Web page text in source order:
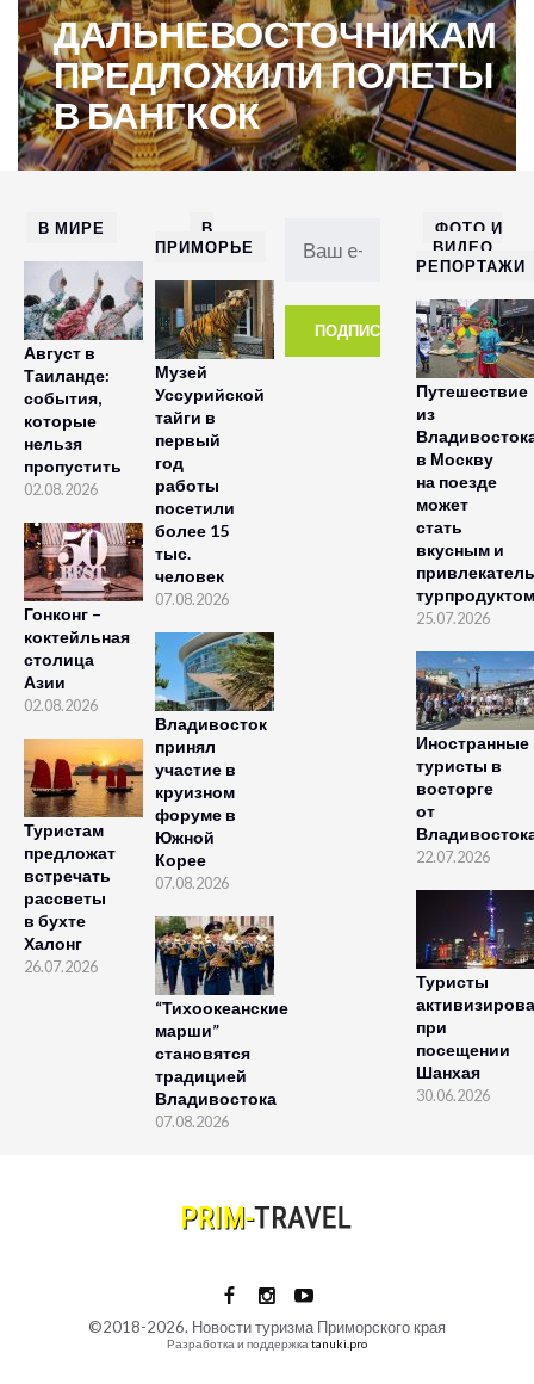
ДАЛЬНЕВОСТОЧНИКАМ
ПРЕДЛОЖИЛИ ПОЛЕТЫ
В БАНГКОК
В МИРЕ
Август в
Таиланде:
события,
которые
нельзя
пропустить
02.08.2026
Гонконг –
коктейльная
столица
Азии
02.08.2026
Туристам
предложат
встречать
рассветы
в бухте
Халонг
26.07.2026
В
ПРИМОРЬЕ
Музей
Уссурийской
тайги в
первый
год
работы
посетили
более 15
тыс.
человек
07.08.2026
Владивосток
принял
участие в
круизном
форуме в
Южной
Корее
07.08.2026
“Тихоокеанские
марши”
становятся
традицией
Владивостока
07.08.2026
ФОТО И
ВИДЕО
РЕПОРТАЖИ
Путешествие
из
в Москву
на поезде
может
стать
вкусным и
турпродуктом
25.07.2026
Иностранные
туристы в
восторге
от
22.07.2026
Туристы
при
посещении
Шанхая
30.06.2026
©2018-2026. Новости туризма Приморского края
Разработка и поддержкаtanuki.pro